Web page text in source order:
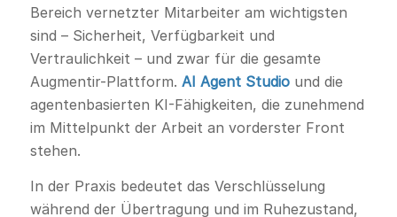
Bereich vernetzter Mitarbeiter am wichtigsten
sind – Sicherheit, Verfügbarkeit und
Vertraulichkeit – und zwar für die gesamte
Augmentir-Plattform. AI Agent Studiound die
agentenbasierten KI-Fähigkeiten, die zunehmend
im Mittelpunkt der Arbeit an vorderster Front
stehen.
In der Praxis bedeutet das Verschlüsselung
während der Übertragung und im Ruhezustand,